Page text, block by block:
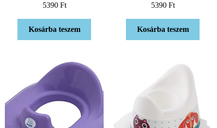
5390 Ft
Kosárba teszem
5390 Ft
Kosárba teszem